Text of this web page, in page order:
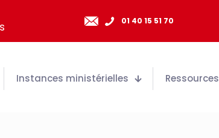
01 40 15 51 70
Instances ministérielles Ressources